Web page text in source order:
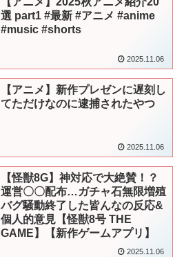
選 part1 #最新 #アニメ #anime
#music #shorts
2025.11.06
【アニメ】新作プレゼンに遅刻し
てただけなのに逮捕されたやつ
2025.11.06
【怪獣8G】神対応で大絶賛！？
運営〇〇配布…ガチャ石無限増殖
バグ騒動終了した皆んなの反応&
個人的意見【怪獣8号 THE
GAME】【新作ゲームアプリ】
2025.11.06